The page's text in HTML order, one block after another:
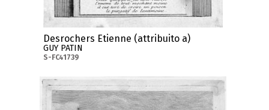
Desrochers Etienne (attribuito a)
GUY PATIN
S-FC41739